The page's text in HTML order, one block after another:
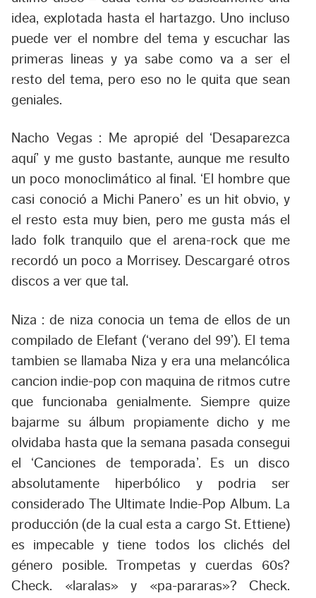
idea, explotada hasta el hartazgo. Uno incluso
puede ver el nombre del tema y escuchar las
primeras lineas y ya sabe como va a ser el
resto del tema, pero eso no le quita que sean
geniales.
Nacho Vegas : Me apropié del ‘Desaparezca
aquí’ y me gusto bastante, aunque me resulto
un poco monoclimático al final. ‘El hombre que
casi conoció a Michi Panero’ es un hit obvio, y
el resto esta muy bien, pero me gusta más el
lado folk tranquilo que el arena-rock que me
recordó un poco a Morrisey. Descargaré otros
discos a ver que tal.
Niza : de niza conocia un tema de ellos de un
compilado de Elefant (‘verano del 99’). El tema
tambien se llamaba Niza y era una melancólica
cancion indie-pop con maquina de ritmos cutre
que funcionaba genialmente. Siempre quize
bajarme su álbum propiamente dicho y me
olvidaba hasta que la semana pasada consegui
el ‘Canciones de temporada’. Es un disco
absolutamente hiperbólico y podria ser
considerado The Ultimate Indie-Pop Album. La
producción (de la cual esta a cargo St. Ettiene)
es impecable y tiene todos los clichés del
género posible. Trompetas y cuerdas 60s?
Check. «laralas» y «pa-pararas»? Check.